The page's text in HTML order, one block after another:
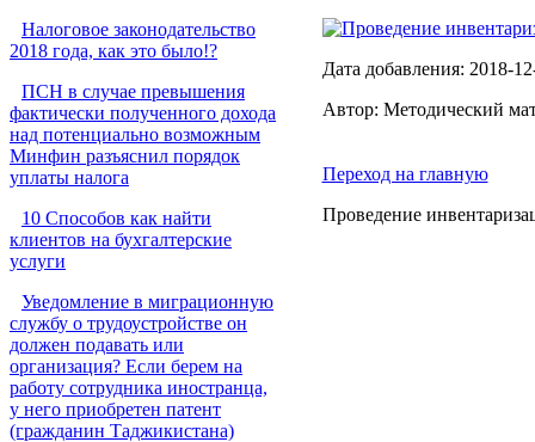
Налоговое законодательство
2018 года, как это было!?
ПСН в случае превышения
фактически полученного дохода
над потенциально возможным
Минфин разъяснил порядок
уплаты налога
10 Способов как найти
клиентов на бухгалтерские
услуги
Уведомление в миграционную
службу о трудоустройстве он
должен подавать или
организация? Если берем на
работу сотрудника иностранца,
у него приобретен патент
(гражданин Таджикистана)
Проведение
Дата добавления: 2018-
Автор: Методический
Переход на главную
Проведение